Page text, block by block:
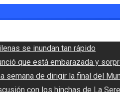
se inundan tan rápido
que está embarazada y
semana de dirigir la final del
con los hinchas de La